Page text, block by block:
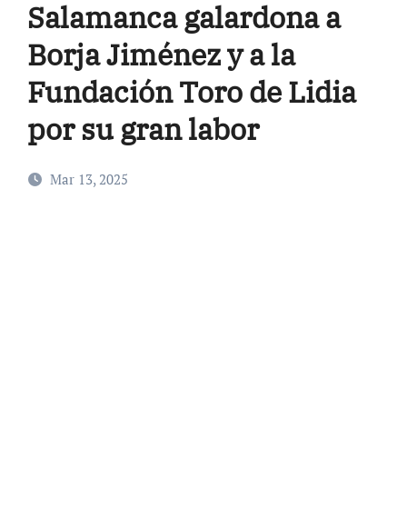
Salamanca galardona a
Borja Jiménez y a la
Fundación Toro de Lidia
por su gran labor
Mar 13, 2025